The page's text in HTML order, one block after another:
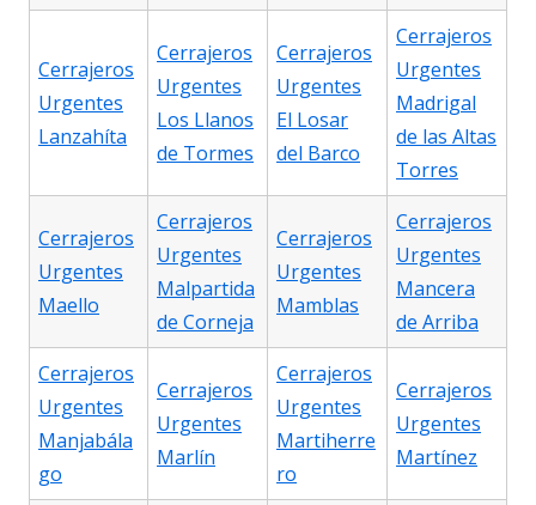
Cerrajeros
Urgentes
Lanzahíta
Cerrajeros
Urgentes
Los Llanos
de Tormes
Cerrajeros
Urgentes
El Losar
del Barco
Cerrajeros
Urgentes
Madrigal
de las Altas
Torres
Cerrajeros
Urgentes
Maello
Cerrajeros
Urgentes
Malpartida
de Corneja
Cerrajeros
Urgentes
Mamblas
Cerrajeros
Urgentes
Mancera
de Arriba
Cerrajeros
Urgentes
Manjabála
go
Cerrajeros
Urgentes
Marlín
Cerrajeros
Urgentes
Martiherre
ro
Cerrajeros
Urgentes
Martínez